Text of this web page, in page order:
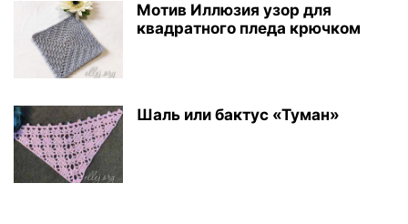
Мотив Иллюзия узор для
квадратного пледа крючком
Шаль или бактус «Туман»